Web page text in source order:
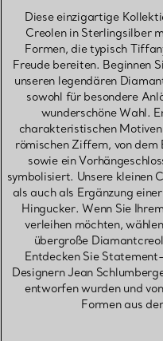
Diese einzigartige
Creolen in Sterlingsilber
Formen, die typisch
Freude bereiten. Beginnen
unseren legendären
sowohl für besondere
wunderschöne Wahl.
charakteristischen
römischen Ziffern, von dem
sowie ein
symbolisiert. Unsere kleinen
als auch als Ergänzung
Hingucker. Wenn Sie
verleihen möchten,
übergroße
Entdecken Sie
Designern Jean
entworfen wurden und
Formen aus